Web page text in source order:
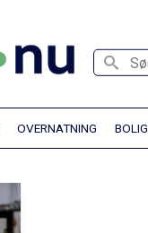
Søg
OVERNATNING BOLIG